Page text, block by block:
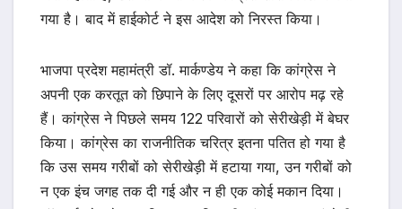
गया है। बाद में हाईकोर्ट ने इस आदेश को निरस्त किया।
भाजपा प्रदेश महामंत्री डॉ. मार्कण्डेय ने कहा कि कांग्रेस ने
अपनी एक करतूत को छिपाने के लिए दूसरों पर आरोप मढ़ रहे
हैं। कांग्रेस ने पिछले समय 122 परिवारों को सेरीखेड़ी में बेघर
किया। कांग्रेस का राजनीतिक चरित्र इतना पतित हो गया है
कि उस समय गरीबों को सेरीखेड़ी में हटाया गया, उन गरीबों को
न एक इंच जगह तक दी गई और न ही एक कोई मकान दिया।